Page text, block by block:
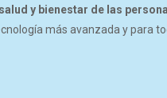
y bienestar de las
más avanzada y para